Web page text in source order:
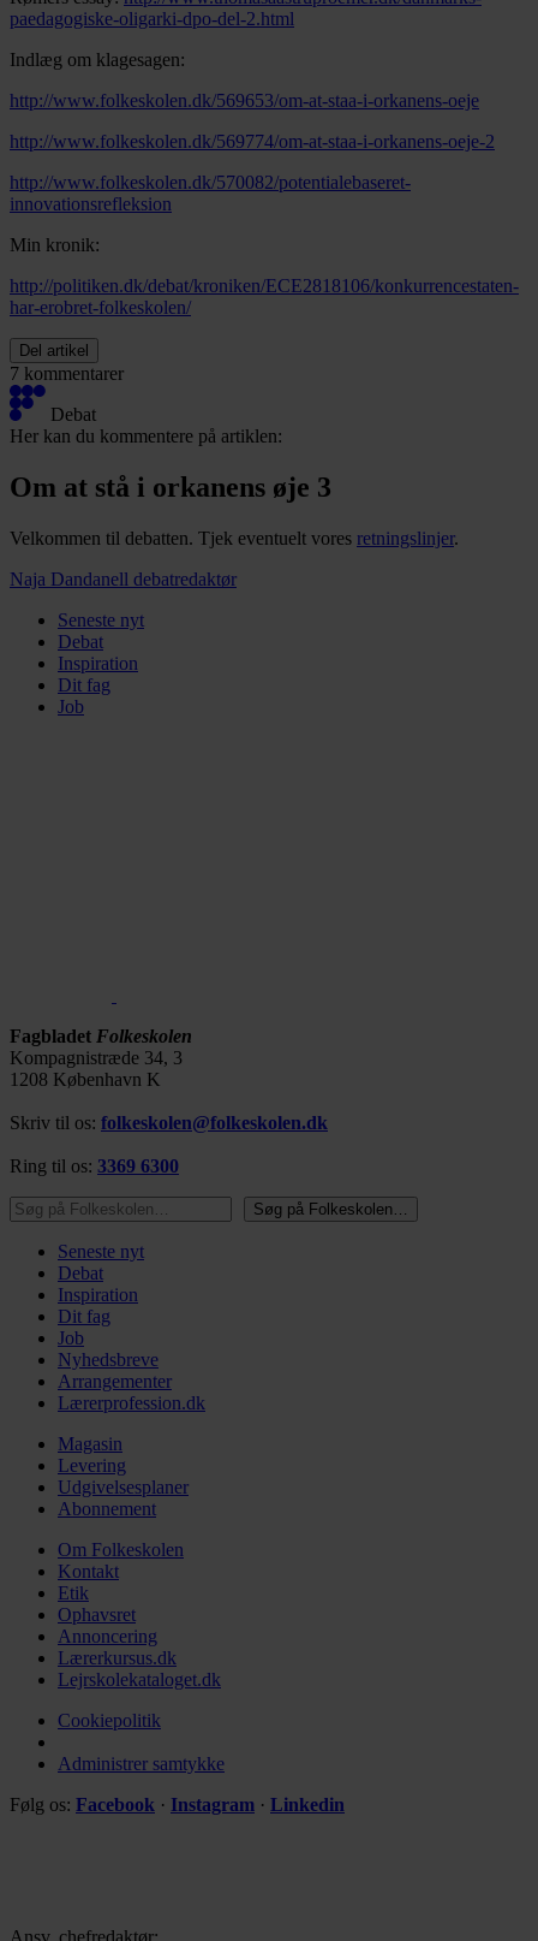
paedagogiske-oligarki-dpo-del-2.html
Indlæg om klagesagen:
http://www.folkeskolen.dk/569653/om-at-staa-i-orkanens-oeje
http://www.folkeskolen.dk/569774/om-at-staa-i-orkanens-oeje-2
http://www.folkeskolen.dk/570082/potentialebaseret-
innovationsrefleksion
Min kronik:
http://politiken.dk/debat/kroniken/ECE2818106/konkurrencestaten-
har-erobret-folkeskolen/
Del artikel
7 kommentarer
Debat
Her kan du kommentere på artiklen:
Om at stå i orkanens øje 3
Velkommen til debatten. Tjek eventuelt vores retningslinjer.
Naja Dandanell debatredaktør
Seneste nyt
Debat
Inspiration
Dit fag
Job
Fagbladet Folkeskolen
Kompagnistræde 34, 3
1208 København K
Skriv til os: folkeskolen@folkeskolen.dk
Ring til os: 3369 6300
Søg på Folkeskolen…
Søg på Folkeskolen…
Seneste nyt
Debat
Inspiration
Dit fag
Job
Nyhedsbreve
Arrangementer
Lærerprofession.dk
Magasin
Levering
Udgivelsesplaner
Abonnement
Om Folkeskolen
Kontakt
Etik
Ophavsret
Annoncering
Lærerkursus.dk
Lejrskolekataloget.dk
Cookiepolitik
Administrer samtykke
Følg os: Facebook · Instagram · Linkedin